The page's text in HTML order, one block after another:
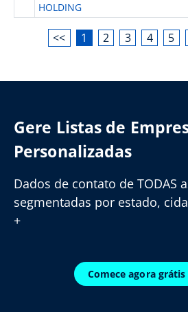
HOLDING
<< 1 2 3 4 5
Gere Listas de
Personalizadas
Dados de contato de TODAS
segmentadas por estado,
+
Comece agora grátis